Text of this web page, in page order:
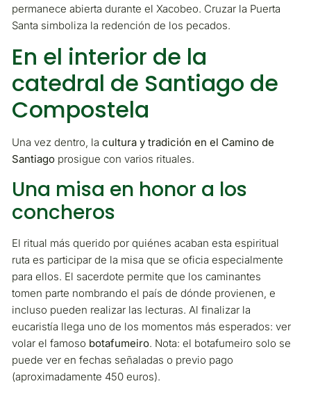
permanece abierta durante el Xacobeo. Cruzar la Puerta
Santa simboliza la redención de los pecados.
En el interior de la
catedral de Santiago de
Compostela
Una vez dentro, lacultura y tradición en el Camino de
Santiago prosigue con varios rituales.
Una misa en honor a los
concheros
El ritual más querido por quiénes acaban esta espiritual
ruta es participar de la misa que se oficia especialmente
para ellos. El sacerdote permite que los caminantes
tomen parte nombrando el país de dónde provienen, e
incluso pueden realizar las lecturas. Al finalizar la
eucaristía llega uno de los momentos más esperados: ver
volar el famoso botafumeiro. Nota: el botafumeiro solo se
puede ver en fechas señaladas o previo pago
(aproximadamente 450 euros).